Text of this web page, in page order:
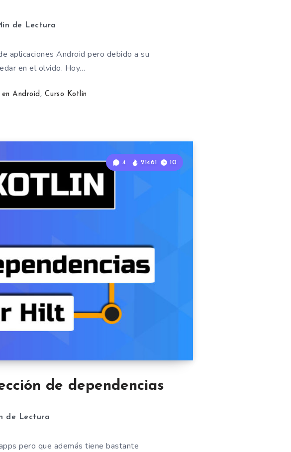
de Lectura
aplicaciones Android pero debido a su
en el olvido. Hoy…
Android, Curso Kotlin
de dependencias
4 21461 10
de Lectura
pero que además tiene bastante